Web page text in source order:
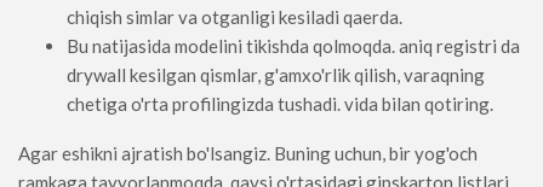
chiqish simlar va otganligi kesiladi qaerda.
Bu natijasida modelini tikishda qolmoqda. aniq registri da
drywall kesilgan qismlar, g'amxo'rlik qilish, varaqning
chetiga o'rta profilingizda tushadi. vida bilan qotiring.
Agar eshikni ajratish bo'lsangiz. Buning uchun, bir yog'och
ramkaga tayyorlanmoqda, qaysi o'rtasidagi gipskarton listlari